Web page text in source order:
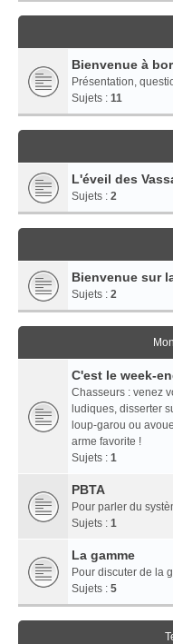
Bienvenue à
Présentation,
Sujets : 11
L'éveil des
Sujets : 2
Bienvenue sur
Sujets : 2
C'est le week-
Chasseurs : venez
ludiques, disserter
loup-garou ou
arme favorite !
Sujets : 1
PBTA
Pour parler du
Sujets : 1
La gamme
Pour discuter de la
Sujets : 5